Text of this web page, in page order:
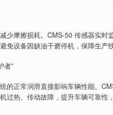
少摩擦损耗。CMS-50 传感器实
设备因缺油干磨停机，保障生产
者”
的正常润滑直接影响车辆性能。
热、传动故障，提升车辆可靠性